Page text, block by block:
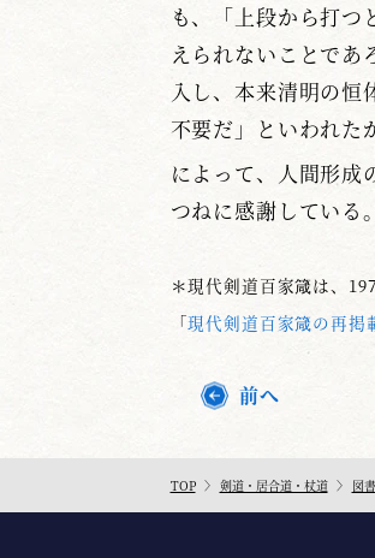
も、「上段から打
えられないことであ
入し、本来清明の
不要だ」といわれた
によって、人間形成
つねに感謝している。
＊現代剣道百家箴は、
「現代剣道百家箴の再掲
前へ
TOP 剣道・居合道・杖道 図書